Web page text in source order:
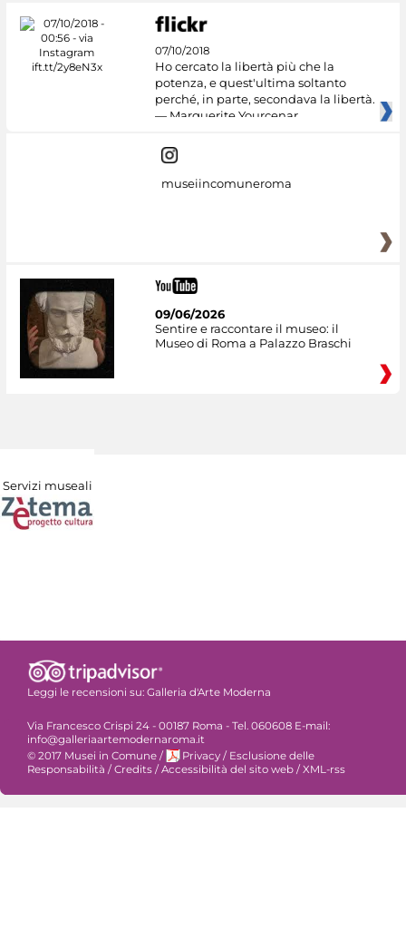
07/10/2018
Ho cercato la libertà più che la
potenza, e quest'ultima soltanto
perché, in parte, secondava la libertà.
— Marguerite Yourcenar
museiincomuneroma
09/06/2026
Sentire e raccontare il museo: il
Museo di Roma a Palazzo Braschi
Servizi museali
Leggi le recensioni su: Galleria d'Arte Moderna
Via Francesco Crispi 24 - 00187 Roma - Tel. 060608 E-mail:
info@galleriaartemodernaroma.it
© 2017 Musei in Comune / Privacy / Esclusione delle
Responsabilità / Credits / Accessibilità del sito web / XML-rss